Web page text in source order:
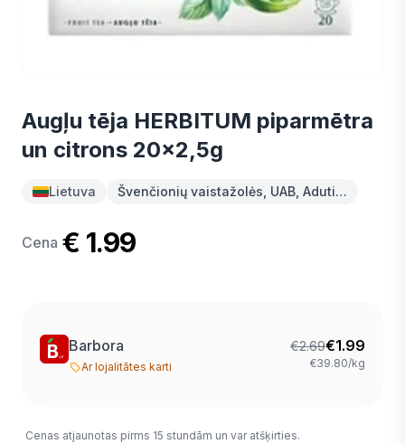
Augļu tēja HERBITUM piparmētra
un citrons 20x2,5g
Lietuva Švenčionių vaistažolės, UAB, Aduti…
Cena € 1.99
Barbora
Ar lojalitātes karti
€2.69€1.99
€39.80/kg
Cenas atjaunotas pirms 15 stundām un var atšķirties.